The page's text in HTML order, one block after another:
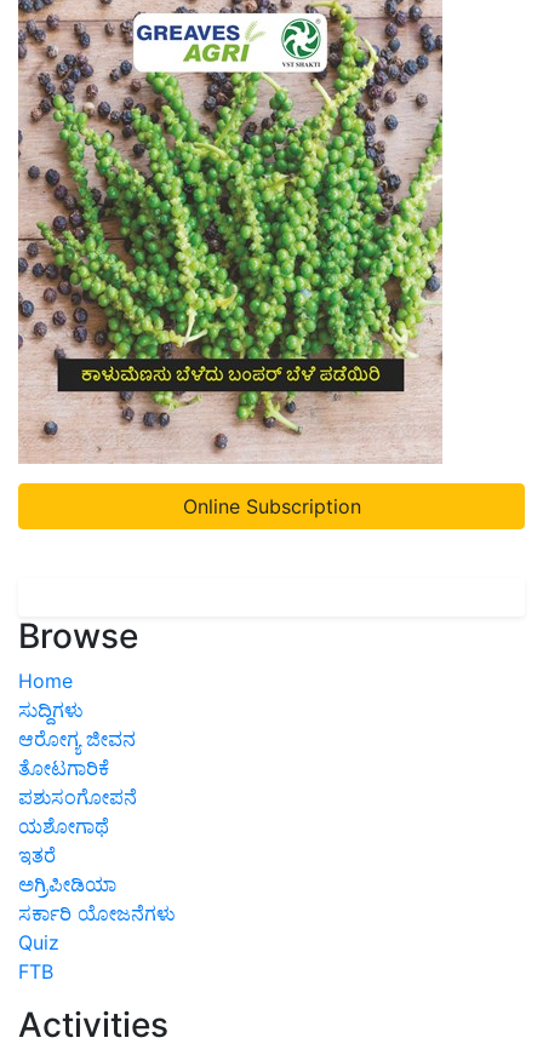
Online Subscription
Browse
Home
ಸುದ್ದಿಗಳು
ಆರೋಗ್ಯ ಜೀವನ
ತೋಟಗಾರಿಕೆ
ಪಶುಸಂಗೋಪನೆ
ಯಶೋಗಾಥೆ
ಇತರೆ
ಅಗ್ರಿಪೀಡಿಯಾ
ಸರ್ಕಾರಿ ಯೋಜನೆಗಳು
Quiz
FTB
Activities